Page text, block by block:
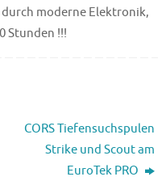
moderne Elektronik,
Stunden !!!
CORS Tiefensuchspulen
Strike und Scout am
EuroTek PRO